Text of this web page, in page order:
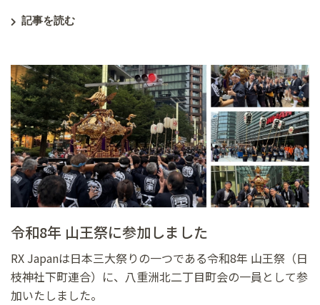
記事を読む
令和8年 山王祭に参加しました
RX Japanは日本三大祭りの一つである令和8年 山王祭（日
枝神社下町連合）に、八重洲北二丁目町会の一員として参
加いたしました。